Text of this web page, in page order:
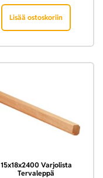
Lisää ostoskoriin
15x18x2400 Varjolista
Tervaleppä